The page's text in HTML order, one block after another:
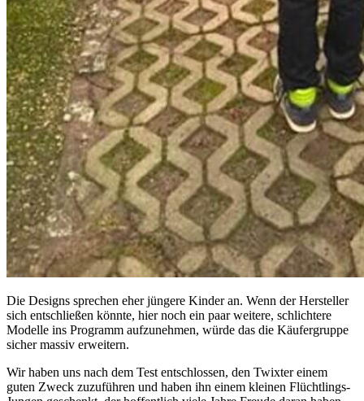
Die Designs sprechen eher jüngere Kinder an. Wenn der Hersteller
sich entschließen könnte, hier noch ein paar weitere, schlichtere
Modelle ins Programm aufzunehmen, würde das die Käufergruppe
sicher massiv erweitern.
Wir haben uns nach dem Test entschlossen, den Twixter einem
guten Zweck zuzuführen und haben ihn einem kleinen Flüchtlings-